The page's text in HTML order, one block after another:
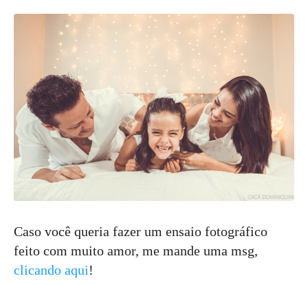
Caso você queria fazer um ensaio fotográfico
feito com muito amor, me mande uma msg,
clicando aqui!